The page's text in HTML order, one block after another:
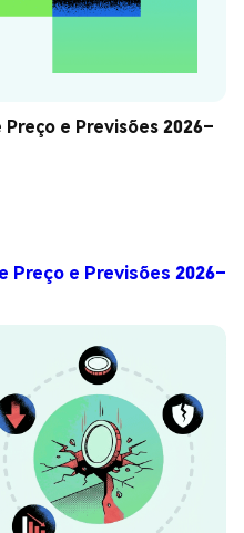
e Previsões 2026–
Preço e Previsões 2026–